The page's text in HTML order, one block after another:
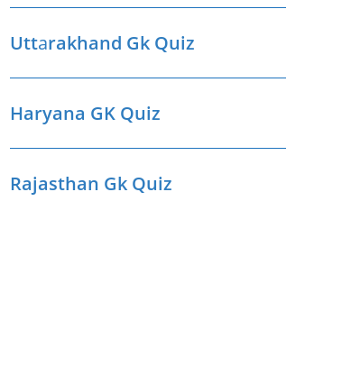
Uttarakhand Gk Quiz
Haryana GK Quiz
Rajasthan Gk Quiz